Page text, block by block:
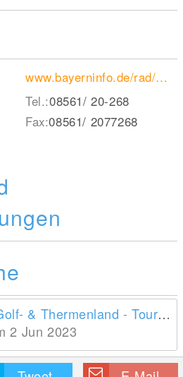
www.bayerninfo.de/rad/Rottalradweg
Tel.:08561/ 20-268
Fax:08561/ 2077268
Bayerisches Golf- & Thermenland - Tourismusverband Ostbayern e.V.
2 Jun 2023